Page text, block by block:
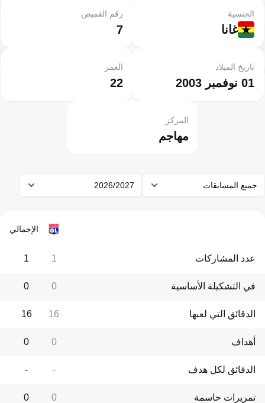
غانا
الجنسية
7
رقم القميص
01 نوفمبر 2003
تاريخ الميلاد
22
العمر
مهاجم
المركز
جميع المسابقات 2026/2027
الإجمالي
عدد المشاركات 1
1
في التشكيلة الأساسية 0
0
الدقائق التي لعبها 16
16
أهداف 0
0
الدقائق لكل هدف -
-
تمريرات حاسمة 0
0